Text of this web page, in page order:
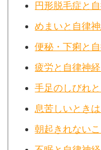
円形脱毛症と
めまいと自律
便秘・下痢と
疲労と自律神
手足のしびれ
息苦しいとき
朝起きれない